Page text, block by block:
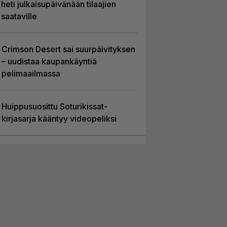
heti julkaisupäivänään tilaajien
saataville
Crimson Desert sai suurpäivityksen
– uudistaa kaupankäyntiä
pelimaailmassa
Huippusuosittu Soturikissat-
kirjasarja kääntyy videopeliksi